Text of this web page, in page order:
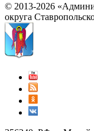
© 2013-2026
округа